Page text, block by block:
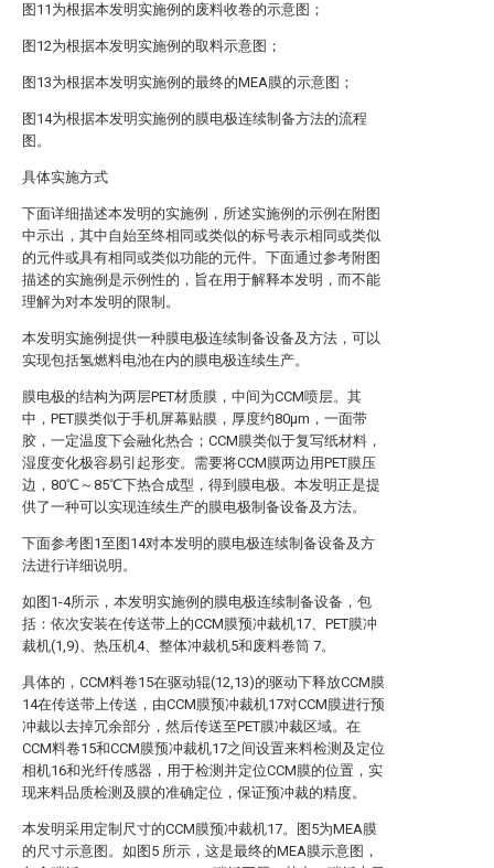
图11为根据本发明实施例的废料收卷的示意图；
图12为根据本发明实施例的取料示意图；
图13为根据本发明实施例的最终的MEA膜的示意图；
图14为根据本发明实施例的膜电极连续制备方法的流程
图。
具体实施方式
下面详细描述本发明的实施例，所述实施例的示例在附图
中示出，其中自始至终相同或类似的标号表示相同或类似
的元件或具有相同或类似功能的元件。下面通过参考附图
描述的实施例是示例性的，旨在用于解释本发明，而不能
理解为对本发明的限制。
本发明实施例提供一种膜电极连续制备设备及方法，可以
实现包括氢燃料电池在内的膜电极连续生产。
膜电极的结构为两层PET材质膜，中间为CCM喷层。其
中，PET膜类似于手机屏幕贴膜，厚度约80μm，一面带
胶，一定温度下会融化热合；CCM膜类似于复写纸材料，
湿度变化极容易引起形变。需要将CCM膜两边用PET膜压
边，80℃～85℃下热合成型，得到膜电极。本发明正是提
供了一种可以实现连续生产的膜电极制备设备及方法。
下面参考图1至图14对本发明的膜电极连续制备设备及方
法进行详细说明。
如图1-4所示，本发明实施例的膜电极连续制备设备，包
括：依次安装在传送带上的CCM膜预冲裁机17、PET膜冲
裁机(1,9)、热压机4、整体冲裁机5和废料卷筒 7。
具体的，CCM料卷15在驱动辊(12,13)的驱动下释放CCM膜
14在传送带上传送，由CCM膜预冲裁机17对CCM膜进行预
冲裁以去掉冗余部分，然后传送至PET膜冲裁区域。在
CCM料卷15和CCM膜预冲裁机17之间设置来料检测及定位
相机16和光纤传感器，用于检测并定位CCM膜的位置，实
现来料品质检测及膜的准确定位，保证预冲裁的精度。
本发明采用定制尺寸的CCM膜预冲裁机17。图5为MEA膜
的尺寸示意图。如图5 所示，这是最终的MEA膜示意图，